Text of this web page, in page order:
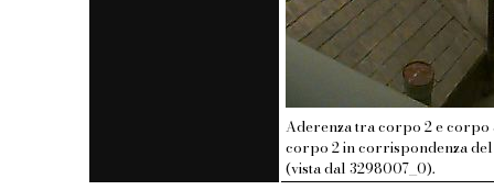
Aderenza tra corpo 2 e
corpo 2 in corrispondenza
(vista dal 3298007_0).